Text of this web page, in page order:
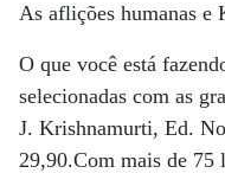
As aflições humanas e
O que você está
selecionadas com as
J. Krishnamurti, Ed.
29,90.Com mais de 75